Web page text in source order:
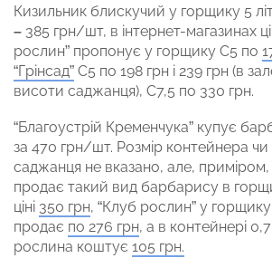
Кизильник блискучий у горщику 5
– 385 грн/шт, в інтернет-магазинах
рослин” пропонує у горщику С5 по
“Грінсад” С5 по 198 грн і 239 грн (в
висоти саджанця), С7,5 по 330 грн.
“Благоустрій Кременчука” купує
за 470 грн/шт. Розмір контейнера
саджанця не вказано, але, приміром,
продає такий вид барбарису в
ціні 350 грн, “Клуб рослин” у горщику
продає по 276 грн, а в контейнері
рослина коштує 105 грн.